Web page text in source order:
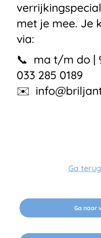
met je mee. Je
via:
📞 ma t/m do |
033 285 0189
✉️
Ga
Ga naar